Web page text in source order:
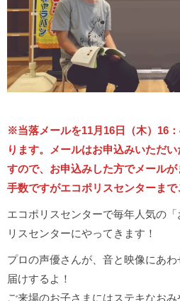
※当落メールを11月16日（木）16
ります。
メールはお申込みいただ
すので、お申込みした方でメール
手数ですがエコポリスセンターまで
エコポリスセンターで毎年人気の
リスセンターにやってきます！
プロの声優さんが、音と映像にあ
届けするよ！
ご来場のお子さまにはステキなおみ